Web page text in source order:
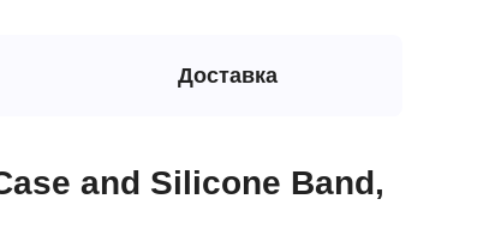
Доставка
and Silicone Band,